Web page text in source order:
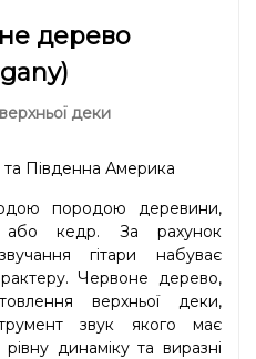
дерево
деки
Південна Америка
породою деревини,
або кедр. За рахунок
гітари набуває
Червоне дерево,
верхньої деки,
звук якого має
динаміку та виразні